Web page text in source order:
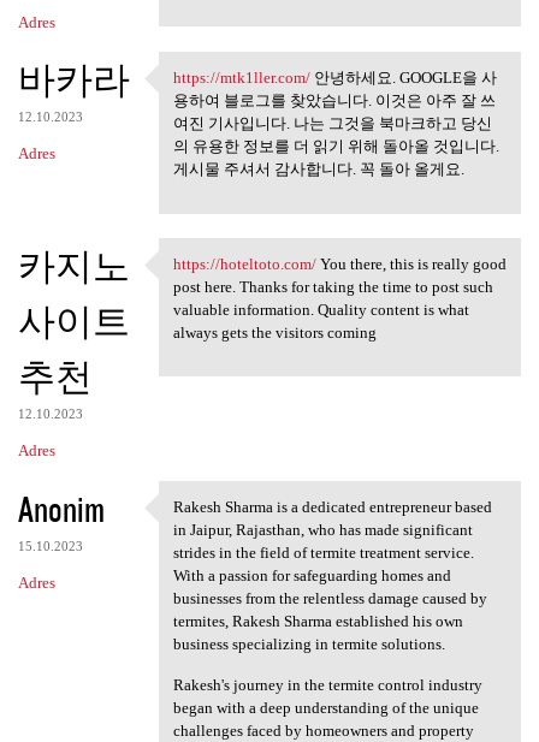
Adres
바카라
12.10.2023
Adres
https://mtk1ller.com/ 안녕하세요.
https://mtk1ller.com/안녕하세요. GOOGLE을 사
용하여 블로그를 찾았습니다. 이것은 아주 잘 쓰
여진 기사입니다. 나는 그것을 북마크하고 당신
의 유용한 정보를 더 읽기 위해 돌아올 것입니다.
게시물 주셔서 감사합니다. 꼭 돌아 올게요.
카지노
사이트
추천
12.10.2023
Adres
https://hoteltoto.com/ You
https://hoteltoto.com/You there, this is really good
post here. Thanks for taking the time to post such
valuable information. Quality content is what
always gets the visitors coming
Anonim
15.10.2023
Adres
Rakesh Sharma is a dedicated
Rakesh Sharma is a dedicated entrepreneur based
in Jaipur, Rajasthan, who has made significant
strides in the field of termite treatment service.
With a passion for safeguarding homes and
businesses from the relentless damage caused by
termites, Rakesh Sharma established his own
business specializing in termite solutions.
Rakesh's journey in the termite control industry
began with a deep understanding of the unique
challenges faced by homeowners and property